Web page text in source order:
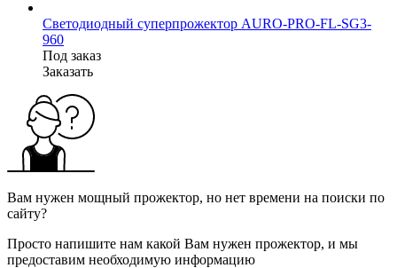
Светодиодный суперпрожектор AURO-PRO-FL-SG3-
960
Под заказ
Заказать
Вам нужен мощный прожектор, но нет времени на поиски по
сайту?
Просто напишите нам какой Вам нужен прожектор, и мы
предоставим необходимую информацию